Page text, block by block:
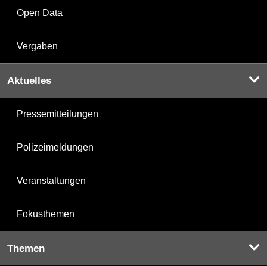
Open Data
Vergaben
Aktuelles
Pressemitteilungen
Polizeimeldungen
Veranstaltungen
Fokusthemen
Themen